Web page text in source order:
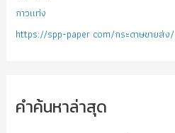
กาวแท่ง
https://spp-paper com/กระดาษขายส่ง/
คำค้นหาล่าสุด